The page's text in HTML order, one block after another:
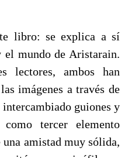
libro: se explica a sí
mundo de Aristarain.
lectores, ambos han
imágenes a través de
guiones y
tercer elemento
amistad muy sólida,